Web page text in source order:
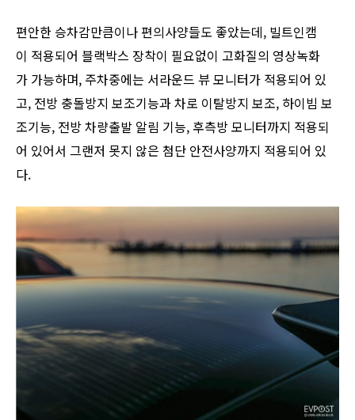
편안한 승차감만큼이나 편의사양들도 좋았는데, 빌트인캠
이 적용되어 블랙박스 장착이 필요없이 고화질의 영상녹화
가 가능하며, 주차중에는 서라운드 뷰 모니터가 적용되어 있
고, 전방 충돌방지 보조기능과 차로 이탈방지 보조, 하이빔 보
조기능, 전방 차량출발 알림 기능, 후측방 모니터까지 적용되
어 있어서 그랜저 못지 않은 첨단 안전사양까지 적용되어 있
다.